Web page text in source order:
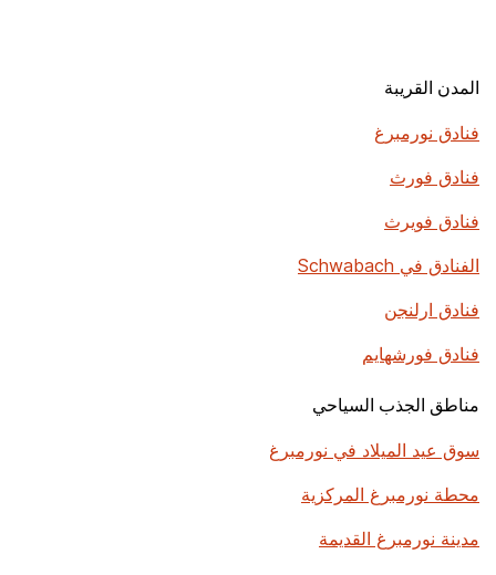
المدن القريبة
فنادق نورمبرغ
فنادق فورث
فنادق فويرث
الفنادق في Schwabach
فنادق ارلنجن
فنادق فورشهايم
مناطق الجذب السياحي
سوق عيد الميلاد في نورمبرغ
محطة نورمبرغ المركزية
مدينة نورمبرغ القديمة